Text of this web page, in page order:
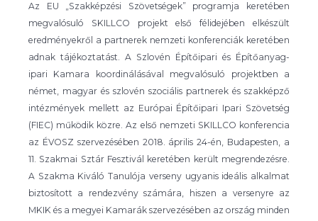
Az EU „Szakképzési Szövetségek” programja keretében
megvalósuló SKILLCO projekt első félidejében elkészült
eredményekről a partnerek nemzeti konferenciák keretében
adnak tájékoztatást. A Szlovén Építőipari és Építőanyag-
ipari Kamara koordinálásával megvalósuló projektben a
német, magyar és szlovén szociális partnerek és szakképző
intézmények mellett az Európai Építőipari Ipari Szövetség
(FIEC) működik közre. Az első nemzeti SKILLCO konferencia
az ÉVOSZ szervezésében 2018. április 24-én, Budapesten, a
11. Szakmai Sztár Fesztivál keretében került megrendezésre.
A Szakma Kiváló Tanulója verseny ugyanis ideális alkalmat
biztosított a rendezvény számára, hiszen a versenyre az
MKIK és a megyei Kamarák szervezésében az ország minden